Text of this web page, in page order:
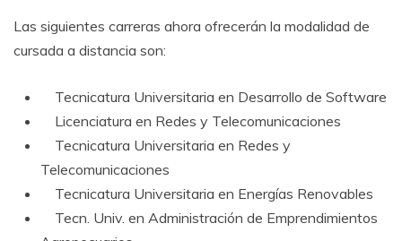
Las siguientes carreras ahora ofrecerán la modalidad de
cursada a distancia son:
Tecnicatura Universitaria en Desarrollo de Software
Licenciatura en Redes y Telecomunicaciones
Tecnicatura Universitaria en Redes y
Telecomunicaciones
Tecnicatura Universitaria en Energías Renovables
Tecn. Univ. en Administración de Emprendimientos